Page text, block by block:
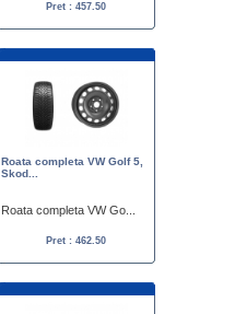
Pret : 457.50
Roata completa VW Golf 5,
Skod...
Roata completa VW Go...
Pret : 462.50